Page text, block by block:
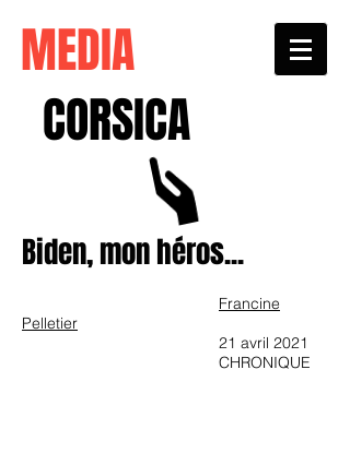
MEDIA
CORSICA
Biden, mon héros...​
Francine
Pelletier
21 avril 2021
CHRONIQUE